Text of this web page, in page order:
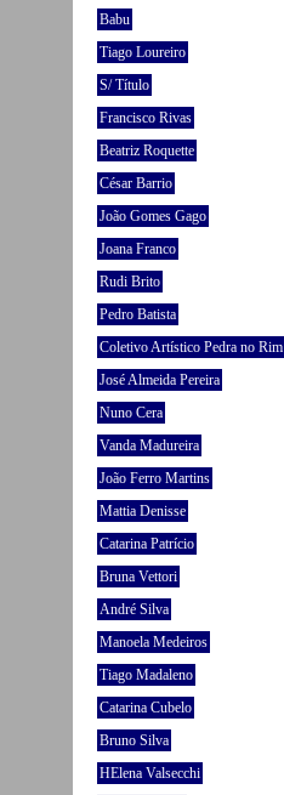
Babu
Tiago Loureiro
S/ Título
Francisco Rivas
Beatriz Roquette
César Barrio
João Gomes Gago
Joana Franco
Rudi Brito
Pedro Batista
Coletivo Artístico Pedra no Rim
José Almeida Pereira
Nuno Cera
Vanda Madureira
João Ferro Martins
Mattia Denisse
Catarina Patrício
Bruna Vettori
André Silva
Manoela Medeiros
Tiago Madaleno
Catarina Cubelo
Bruno Silva
HElena Valsecchi